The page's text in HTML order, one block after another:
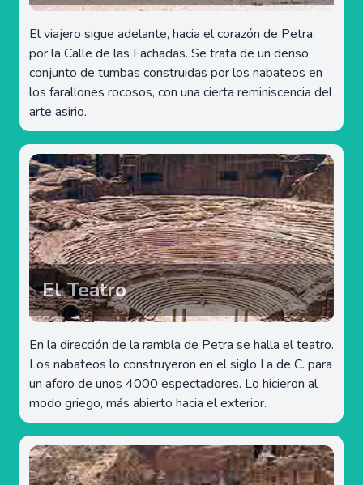
El viajero sigue adelante, hacia el corazón de Petra,
por la Calle de las Fachadas. Se trata de un denso
conjunto de tumbas construidas por los nabateos en
los farallones rocosos, con una cierta reminiscencia del
arte asirio.
El Teatro
En la dirección de la rambla de Petra se halla el teatro.
Los nabateos lo construyeron en el siglo I a de C. para
un aforo de unos 4000 espectadores. Lo hicieron al
modo griego, más abierto hacia el exterior.